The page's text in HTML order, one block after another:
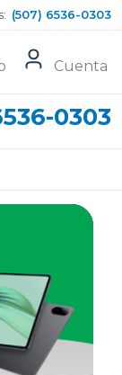
(507) 6536-0303
Cuenta
0303